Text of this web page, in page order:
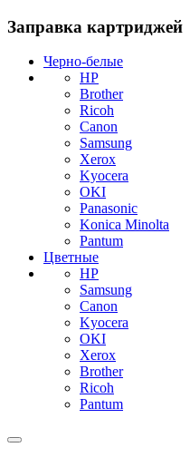
Заправка картриджей
Черно-белые
HP
Brother
Ricoh
Canon
Samsung
Xerox
Kyocera
OKI
Panasonic
Konica Minolta
Pantum
Цветные
HP
Samsung
Canon
Kyocera
OKI
Xerox
Brother
Ricoh
Pantum